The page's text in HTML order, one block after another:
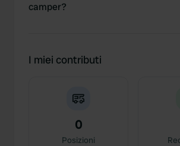
camper?
I miei contributi
0
Posizioni